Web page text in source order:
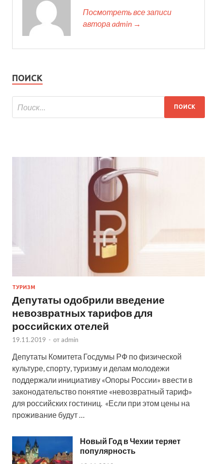
Посмотреть все записи
автора admin →
ПОИСК
ТУРИЗМ
Депутаты одобрили введение
невозвратных тарифов для
российских отелей
19.11.2019 - от admin
Депутаты Комитета Госдумы РФ по физической
культуре, спорту, туризму и делам молодежи
поддержали инициативу «Опоры России» ввести в
законодательство понятие «невозвратный тариф»
для российских гостиниц. «Если при этом цены на
проживание будут …
Новый Год в Чехии теряет
популярность